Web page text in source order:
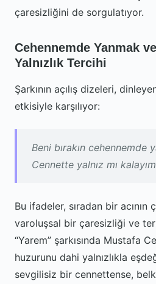
çaresizliğini de sorgulatıyor.
Cehennemde Yanmak
Yalnızlık Tercihi
Şarkının açılış dizeleri,
etkisiyle karşılıyor:
Beni bırakın cehennemde
Cennette yalnız mı
Bu ifadeler, sıradan bir acının
varoluşsal bir çaresizliği ve
“Yarem” şarkısında Mustafa
huzurunu dahi yalnızlıkla
sevgilisiz bir cennettense,